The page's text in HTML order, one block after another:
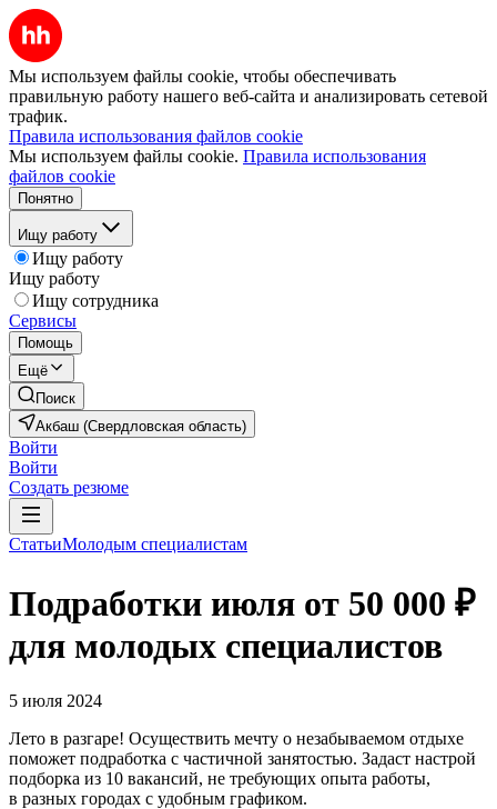
Мы используем файлы cookie, чтобы обеспечивать
правильную работу нашего веб-сайта и анализировать сетевой
трафик.
Правила использования файлов cookie
Мы используем файлы cookie. Правила использования
файлов cookie
Понятно
Ищу работу
Ищу работу
Ищу работу
Ищу сотрудника
Сервисы
Помощь
Ещё
Поиск
Акбаш (Свердловская область)
Войти
Войти
Создать резюме
СтатьиМолодым специалистам
Подработки июля от 50 000 ₽
для молодых специалистов
5 июля 2024
Лето в разгаре! Осуществить мечту о незабываемом отдыхе
поможет подработка с частичной занятостью. Задаст настрой
подборка из 10 вакансий, не требующих опыта работы,
в разных городах с удобным графиком.